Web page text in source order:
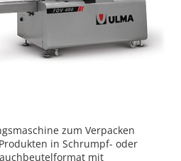
zum Verpacken
in Schrumpf- oder
mit